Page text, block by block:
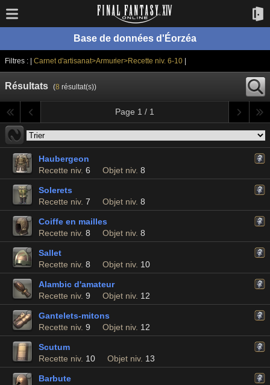
Base de données d'Éorzéa
Filtres : | Carnet d'artisanat>Armurier>Recette niv. 6-10
Résultats (8 résultat(s))
Page 1 / 1
Haubergeon
Recette niv. 6 Objet niv. 8
Solerets
Recette niv. 7 Objet niv. 8
Coiffe en mailles
Recette niv. 8 Objet niv. 8
Sallet
Recette niv. 8 Objet niv. 10
Alambic d'amateur
Recette niv. 9 Objet niv. 12
Gantelets-mitons
Recette niv. 9 Objet niv. 12
Scutum
Recette niv. 10 Objet niv. 13
Barbute